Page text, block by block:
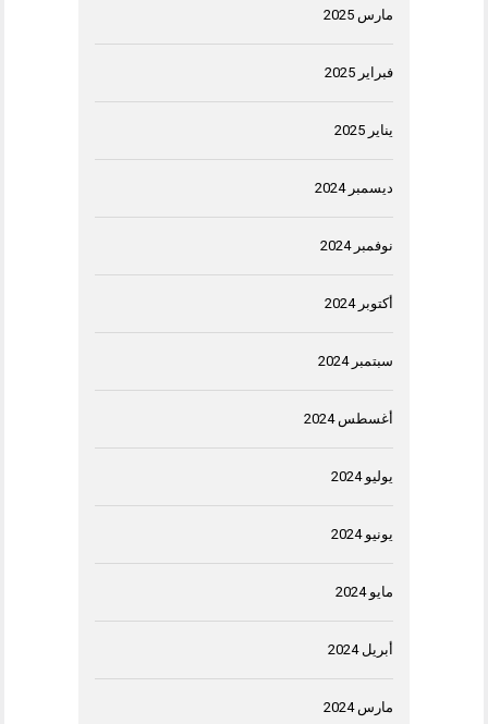
مارس 2025
فبراير 2025
يناير 2025
ديسمبر 2024
نوفمبر 2024
أكتوبر 2024
سبتمبر 2024
أغسطس 2024
يوليو 2024
يونيو 2024
مايو 2024
أبريل 2024
مارس 2024